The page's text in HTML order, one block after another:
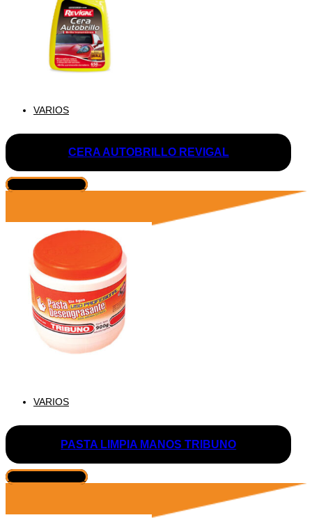
VARIOS
CERA AUTOBRILLO REVIGAL
VER PRODUCTO
VARIOS
PASTA LIMPIA MANOS TRIBUNO
VER PRODUCTO